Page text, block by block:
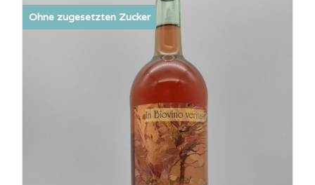
Ohne zugesetzten Zucker